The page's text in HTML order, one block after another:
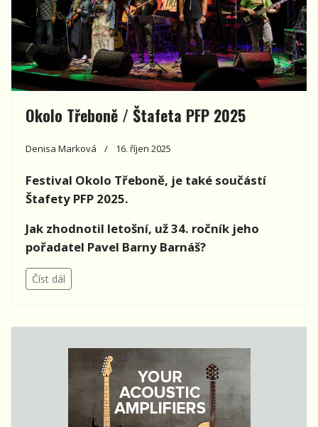
Okolo Třeboně / Štafeta PFP 2025
Denisa Marková 16. říjen 2025
Festival Okolo Třeboně, je také součástí
Štafety PFP 2025.
Jak zhodnotil letošní, už 34. ročník jeho
pořadatel Pavel Barny Barnáš?
Číst dál